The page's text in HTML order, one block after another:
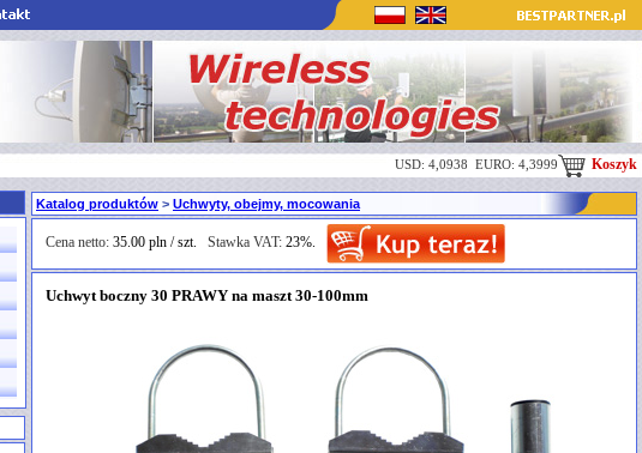
USD: 4,0938 EURO: 4,3999 Koszyk
Katalog produktów > Uchwyty, obejmy, mocowania
Cena netto: 35.00 pln / szt. Stawka VAT: 23%.
Uchwyt boczny 30 PRAWY na maszt 30-100mm